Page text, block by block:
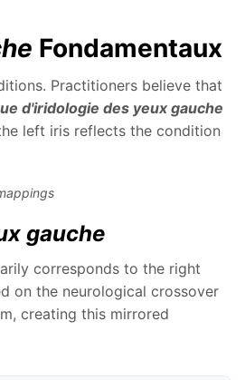
Fondamentaux
Practitioners believe that
d'iridologie des yeux gauche
left iris reflects the condition
gauche
corresponds to the right
on the neurological crossover
creating this mirrored